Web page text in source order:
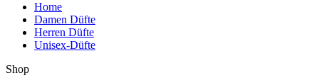
Home
Damen Düfte
Herren Düfte
Unisex-Düfte
Shop